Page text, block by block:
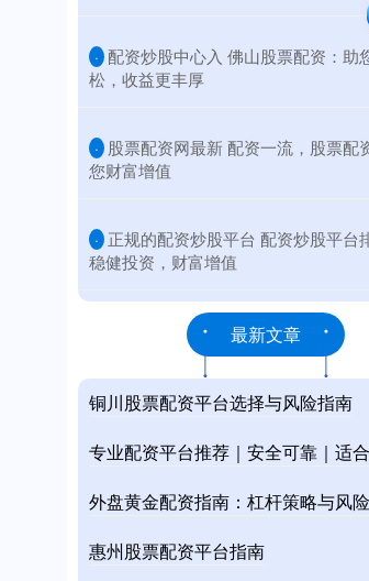
· 配资炒股中心入 佛山股票配资：助
松，收益更丰厚
· 股票配资网最新 配资一流，股票配
您财富增值
· 正规的配资炒股平台 配资炒股平台
稳健投资，财富增值
最新文章
铜川股票配资平台选择与风险指南
专业配资平台推荐｜安全可靠｜适
外盘黄金配资指南：杠杆策略与风
惠州股票配资平台指南